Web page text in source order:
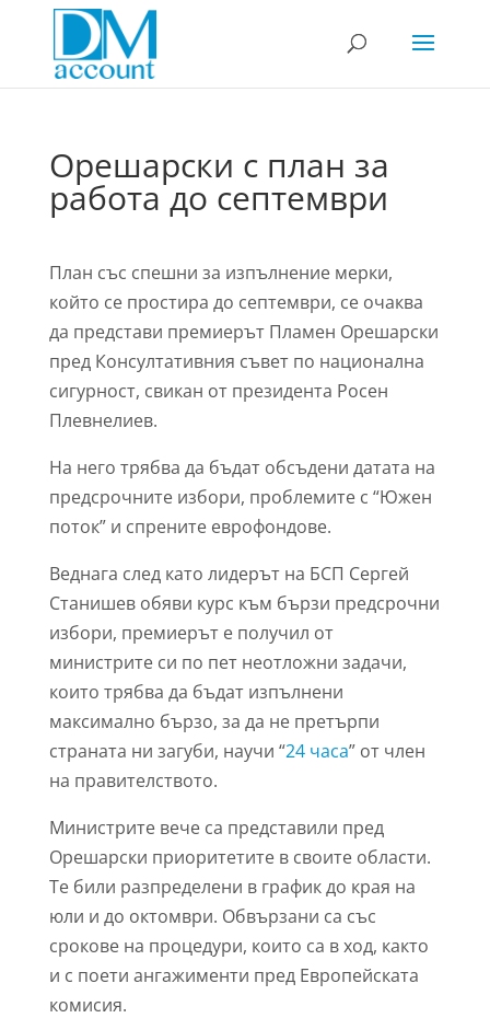
Орешарски с план за
работа до септември
План със спешни за изпълнение мерки,
който се простира до септември, се очаква
да представи премиерът Пламен Орешарски
пред Консултативния съвет по национална
сигурност, свикан от президента Росен
Плевнелиев.
На него трябва да бъдат обсъдени датата на
предсрочните избори, проблемите с “Южен
поток” и спрените еврофондове.
Веднага след като лидерът на БСП Сергей
Станишев обяви курс към бързи предсрочни
избори, премиерът е получил от
министрите си по пет неотложни задачи,
които трябва да бъдат изпълнени
максимално бързо, за да не претърпи
страната ни загуби, научи “24 часа” от член
на правителството.
Министрите вече са представили пред
Орешарски приоритетите в своите области.
Те били разпределени в график до края на
юли и до октомври. Обвързани са със
срокове на процедури, които са в ход, както
и с поети ангажименти пред Европейската
комисия.